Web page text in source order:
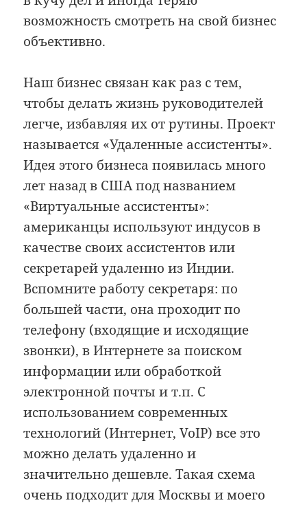
возможность смотреть на свой бизнес
объективно.
Наш бизнес связан как раз с тем,
чтобы делать жизнь руководителей
легче, избавляя их от рутины. Проект
называется «Удаленные ассистенты».
Идея этого бизнеса появилась много
лет назад в США под названием
«Виртуальные ассистенты»:
американцы используют индусов в
качестве своих ассистентов или
секретарей удаленно из Индии.
Вспомните работу секретаря: по
большей части, она проходит по
телефону (входящие и исходящие
звонки), в Интернете за поиском
информации или обработкой
электронной почты и т.п. С
использованием современных
технологий (Интернет, VoIP) все это
можно делать удаленно и
значительно дешевле. Такая схема
очень подходит для Москвы и моего